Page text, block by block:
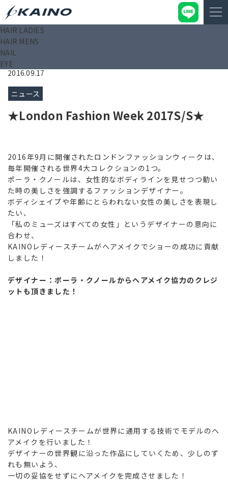
HAIR LADIES
HAIR MENS
NAIL
EYE
KAINO－カイノ－【公式サイト】
★London Fashion Week 2017S/S★
2016.09.17
ニュース
★London Fashion Week 2017S/S★
2016年9月に開催されたロンドンファッションウィークは、
毎年開催される世界4大コレクションの1つ。
ポーラ・クノールは、女性的なボディラインを見せつつ動い
た時の美しさを強調するファッションデザイナー。
ボディシェイプや年齢にとらわれない女性の美しさを表現し
たい、
「私のミューズはすべての女性」というデザイナーの意向に
合わせ、
KAINOレディースチームがヘアメイクでショーの成功に貢献
しました！
デザイナー：ポーラ・クノールからヘアメイク協力のクレジ
ットも頂きました！
KAINOレディースチームが世界に通用する技術でモデルのヘ
アメイクを行いました！
デザイナーの世界観に沿った作品にしていくため、少しのず
れも無いよう、
一切の妥協をせずにヘアメイクを完成させました！